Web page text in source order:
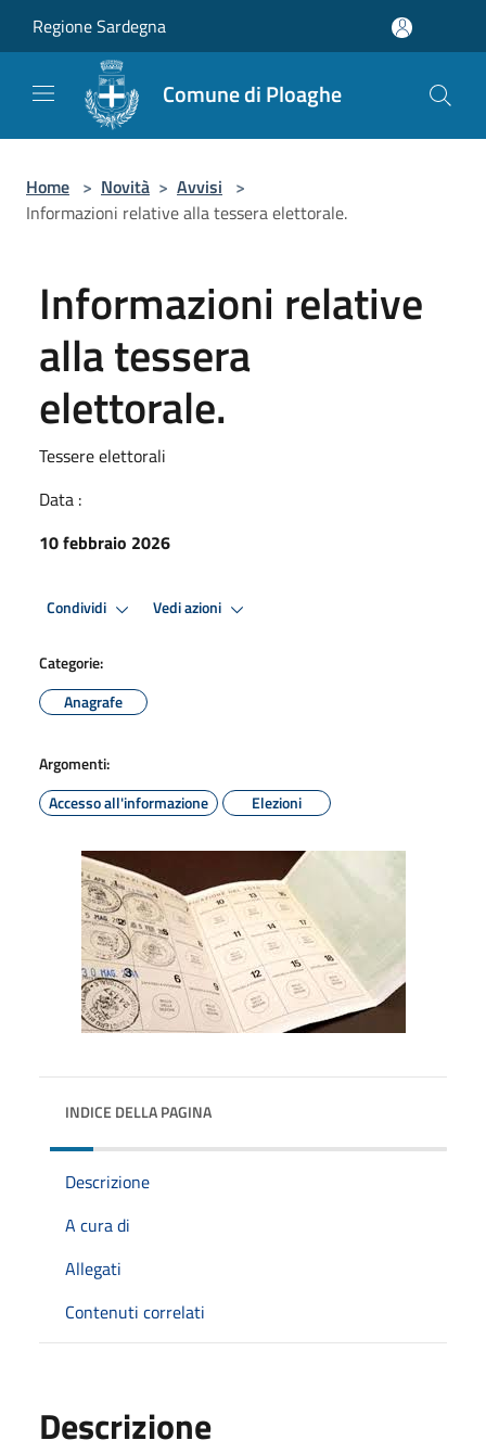
Regione Sardegna
Comune di Ploaghe
Home > Novità > Avvisi >
Informazioni relative alla tessera elettorale.
Informazioni relative
alla tessera
elettorale.
Tessere elettorali
Data :
10 febbraio 2026
Condividi Vedi azioni
Categorie:
Anagrafe
Argomenti:
Accesso all'informazione
Elezioni
INDICE DELLA PAGINA
Descrizione
A cura di
Allegati
Contenuti correlati
Descrizione